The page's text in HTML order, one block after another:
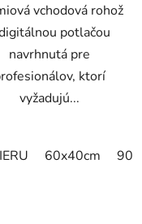
180x115cm
vchodová rohož
potlačou
navrhnutá pre
ktorí
vyžadujú...
60x40cm